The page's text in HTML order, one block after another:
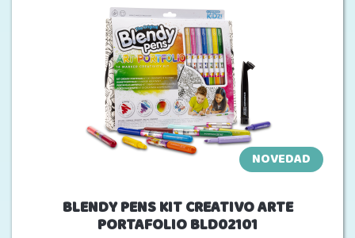
NOVEDAD
BLENDY PENS KIT CREATIVO ARTE
PORTAFOLIO BLD02101